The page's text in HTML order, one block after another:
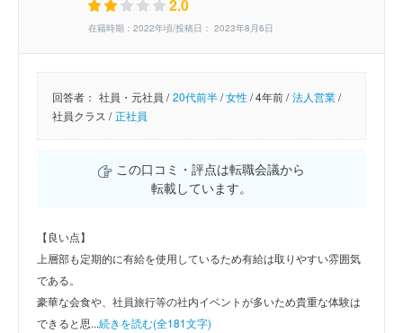
2.0
在籍時期：2022年頃/投稿日： 2023年8月6日
回答者： 社員・元社員 / 20代前半/女性/4年前 / 法人営業/
社員クラス / 正社員
この口コミ・評点は転職会議から
転載しています。
【良い点】
上層部も定期的に有給を使用しているため有給は取りやすい雰囲気
である。
豪華な会食や、社員旅行等の社内イベントが多いため貴重な体験は
できると思...続きを読む(全181文字)